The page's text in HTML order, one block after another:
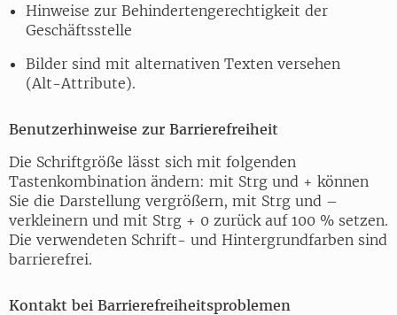
Hinweise zur Behindertengerechtigkeit der
Geschäftsstelle
Bilder sind mit alternativen Texten versehen
(Alt-Attribute).
Benutzerhinweise zur Barrierefreiheit
Die Schriftgröße lässt sich mit folgenden
Tastenkombination ändern: mit Strg und + können
Sie die Darstellung vergrößern, mit Strg und –
verkleinern und mit Strg + 0 zurück auf 100 % setzen.
Die verwendeten Schrift- und Hintergrundfarben sind
barrierefrei.
Kontakt bei Barrierefreiheitsproblemen